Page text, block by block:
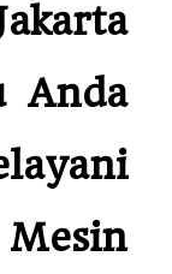
Anda